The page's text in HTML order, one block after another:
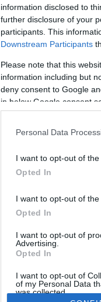
information disclosed to
further disclosure of your
participants. This
Downstream Participants
Please note that this
information including but
deny consent to Google
in below Google consent
Personal Data
I want to opt-out of
Opted In
I want to opt-out of
Opted In
I want to opt-out of
Advertising.
Opted In
I want to opt-out of
of my Personal Data
was collected.